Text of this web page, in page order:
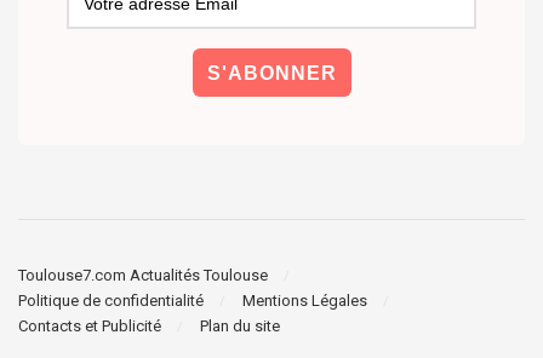
Toulouse7.com Actualités Toulouse
Politique de confidentialité
Mentions Légales
Contacts et Publicité
Plan du site